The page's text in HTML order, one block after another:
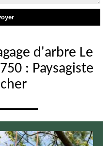
d'arbre Le
: Paysagiste